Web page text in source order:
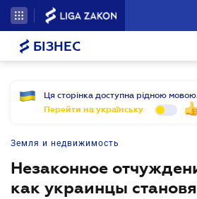
БІЗНЕС
Ця сторінка доступна рідною
Перейти на українську
Земля и недвижимость
Незаконное
как украинцы